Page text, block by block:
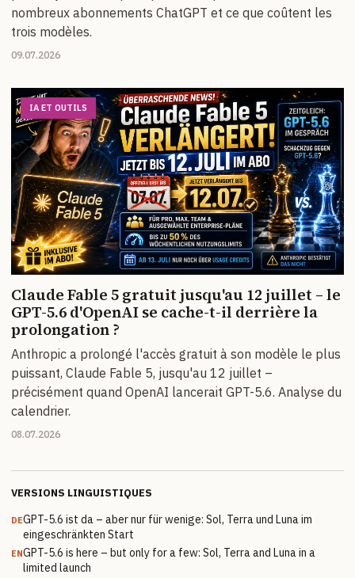
nombreux abonnements ChatGPT et ce que coûtent les
trois modèles.
09.07.2026
IA ET OUTILS
Claude Fable 5 gratuit jusqu'au 12 juillet – le
GPT-5.6 d'OpenAI se cache-t-il derrière la
prolongation ?
Anthropic a prolongé l'accès gratuit à son modèle le plus
puissant, Claude Fable 5, jusqu'au 12 juillet –
précisément quand OpenAI lancerait GPT-5.6. Analyse du
calendrier.
08.07.2026
VERSIONS LINGUISTIQUES
DEGPT-5.6 ist da – aber nur für wenige: Sol, Terra und Luna im
eingeschränkten Start
ENGPT-5.6 is here – but only for a few: Sol, Terra and Luna in a
limited launch